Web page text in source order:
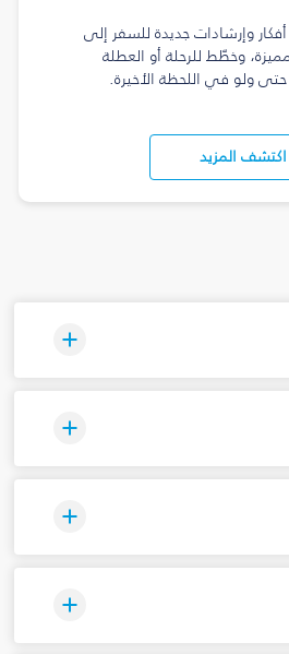
وإرشادات جديدة للسفر إلى
وخطّط للرحلة أو العطلة
حتى ولو في اللحظة الأخيرة.
اكتشف المزيد